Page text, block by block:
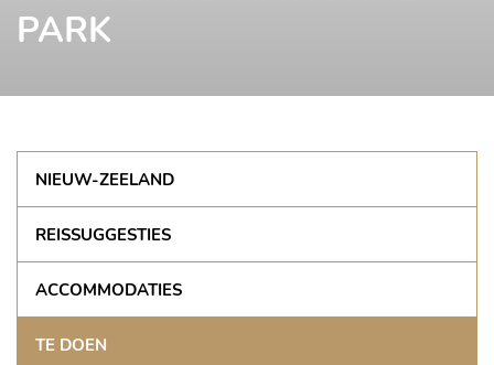
PARK
NIEUW-ZEELAND
REISSUGGESTIES
ACCOMMODATIES
TE DOEN